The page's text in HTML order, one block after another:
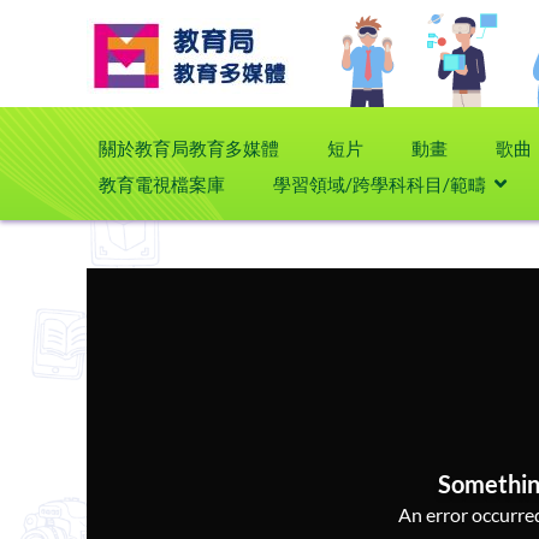
關於教育局教育多媒體 短片 動畫
歌曲
教育電視檔案庫
學習領域/跨學科科目/範疇
An error